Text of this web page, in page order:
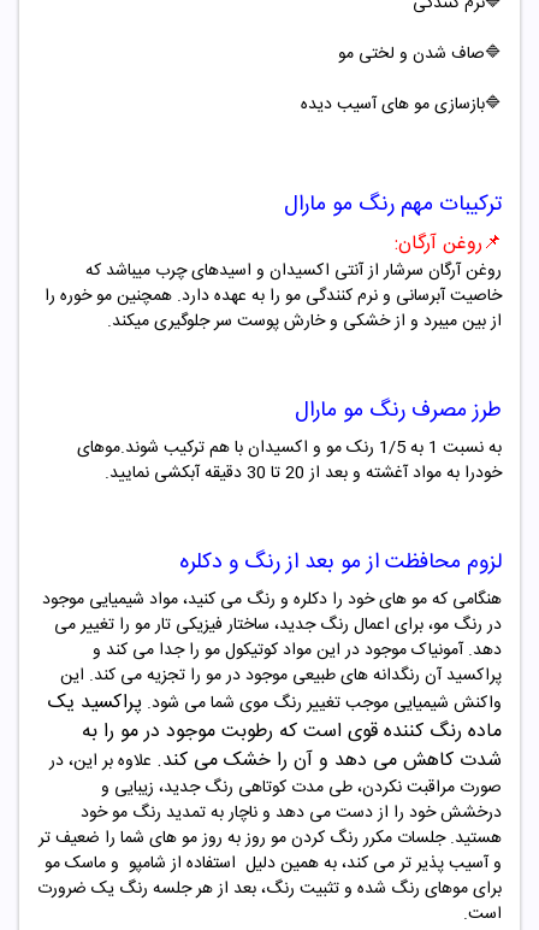
🔷صاف شدن و لختی مو
🔷بازسازی مو های آسیب دیده
ترکیبات مهم رنگ مو مارال
📌روغن آرگان:
روغن آرگان سرشار از آنتی اکسیدان و اسیدهای چرب میباشد که
خاصیت آبرسانی و نرم کنندگی مو را به عهده دارد. همچنین مو خوره را
از بین میبرد و از خشکی و خارش پوست سر جلوگیری میکند.
طرز مصرف رنگ مو مارال
به نسبت 1 به 1/5 رنک مو و اکسیدان با هم ترکیب شوند.موهای
خودرا به مواد آغشته و بعد از 20 تا 30 دقیقه آبکشی نمایید.
لزوم محافظت از مو بعد از رنگ و دکلره
هنگامی که مو های خود را دکلره و رنگ می کنید، مواد شیمیایی موجود
در رنگ مو، برای اعمال رنگ جدید، ساختار فیزیکی تار مو را تغییر می
دهد. آمونیاک موجود در این مواد کوتیکول مو را جدا می کند و
پراکسید آن رنگدانه های طبیعی موجود در مو را تجزیه می کند. این
واکنش شیمیایی موجب تغییر رنگ موی شما می شود. پراکسید یک
ماده رنگ‌ کننده قوی است که رطوبتموجود در مو را به
شدت کاهش می دهد و آن را خشک می کند. علاوه بر این، در
صورت مراقبت نکردن، طی مدت کوتاهی رنگ جدید، زیبایی و
درخشش خود را از دست می دهد و ناچار به تمدید رنگ مو خود
هستید. جلسات مکرر رنگ کردن مو روز به روز مو های شما را ضعیف تر
و آسیب پذیر تر می کند، به همین دلیل استفاده از شامپو و ماسک مو
برای موهای رنگ شده و تثبیت رنگ، بعد از هر جلسه رنگ یک ضرورت
است.